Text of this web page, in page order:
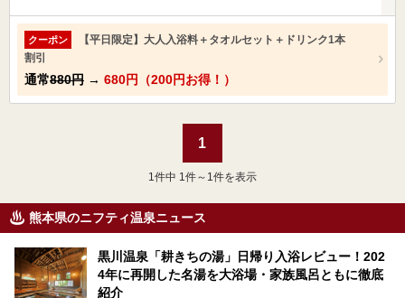
クーポン
【平日限定】大人入浴料＋タオルセット＋ドリンク1本
割引
通常880円 → 680円（200円お得！）
1
1 件中 1件～1件を表示
熊本県のニフティ温泉ニュース
黒川温泉「耕きちの湯」日帰り入浴レビュー！202
4年に再開した名湯を大浴場・家族風呂ともに徹底
紹介